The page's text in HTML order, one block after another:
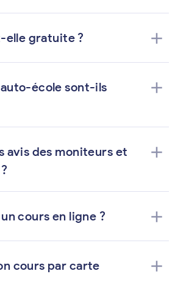
elle gratuite ? add
école sont-ils
add
avis des moniteurs et
add
cours en ligne ? add
cours par carte
add